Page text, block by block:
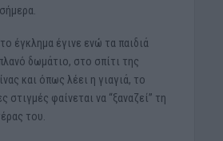
έγκλημα έγινε ενώ τα παιδιά
δωμάτιο, στο σπίτι της
και όπως λέει η γιαγιά, το
στιγμές φαίνεται να “ξαναζεί” τη
του.